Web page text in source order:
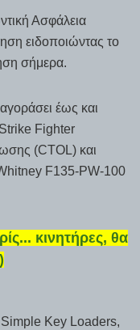
Ασφάλεια
ειδοποιώντας το
σήμερα.
έως και
Fighter
(CTOL) και
F135-PW-100
κινητήρες, θα
Simple Key Loaders,